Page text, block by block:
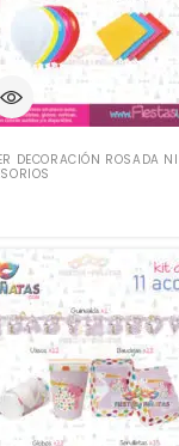
DECORACIÓN ROSADA